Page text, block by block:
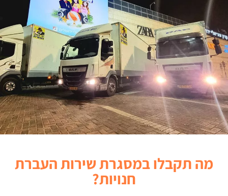
מה תקבלו במסגרת שירות העברת
חנויות?